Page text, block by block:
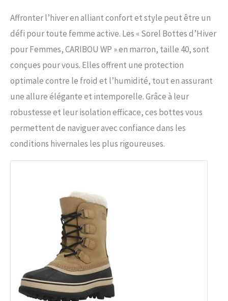
Affronter l’hiver en alliant confort et style peut être un
défi pour toute femme active. Les « Sorel Bottes d’Hiver
pour Femmes, CARIBOU WP » en marron, taille 40, sont
conçues pour vous. Elles offrent une protection
optimale contre le froid et l’humidité, tout en assurant
une allure élégante et intemporelle. Grâce à leur
robustesse et leur isolation efficace, ces bottes vous
permettent de naviguer avec confiance dans les
conditions hivernales les plus rigoureuses.